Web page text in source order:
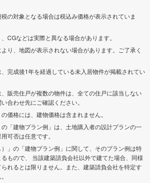
の対象となる場合は税込み価格が表示されていま
CGなどは実際と異なる場合があります。
り、地図が表示されない場合があります。ご了承く
、完成後1年を経過している未入居物件が掲載されてい
、販売住戸が複数の物件は、全ての住戸に該当しない
合わせ先にご確認ください。
価格には、建物価格は含まれません。
の「建物プラン例」は、土地購入者の設計プランの一
可否は任意です。
）」の「建物プラン例」に関して、そのプラン例は特
もので、 当該建築請負会社以外で建てた場合、同様
れるとは限りません。また、建築請負会社を特定す